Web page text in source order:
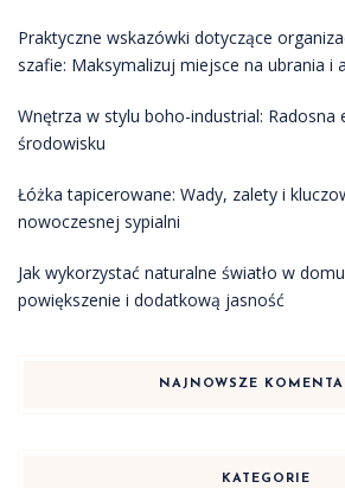
Praktyczne wskazówki dotyczące
szafie: Maksymalizuj miejsce na ubrania i
Wnętrza w stylu boho-industrial: Radosna
środowisku
Łóżka tapicerowane: Wady, zalety i
nowoczesnej sypialni
Jak wykorzystać naturalne światło w
powiększenie i dodatkową jasność
NAJNOWSZE
KATEGORIE